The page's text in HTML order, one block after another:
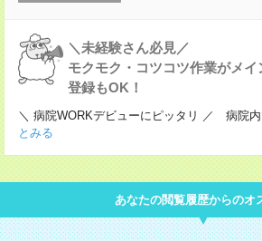
＼未経験さん必見／
モクモク・コツコツ作業がメ
登録もOK！
＼ 病院WORKデビューにピッタリ ／ 病院
とみる
あなたの閲覧履歴からのオ